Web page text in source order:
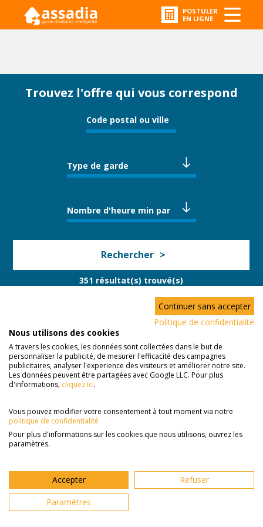
POSTULER
EN LIGNE
Trouvez l'offre qui vous correspond
Type de garde
Nombre d'heure min par
Rechercher
351 résultat(s) trouvé(s)
Liste des offres de
garde d'enfants
Ref. WA
3h/semaine h /
A partir du 1
1 enfant(s) et 4
Continuer sans accepter
Politique de confidentialité
Nous utilisons des cookies
A travers les cookies, les données sont collectées dans le but de
personnaliser la publicité, de mesurer l'efficacité des campagnes
publicitaires, analyser l'experience des visiteurs et améliorer notre site.
Les données peuvent être partagées avec Google LLC. Pour plus
d'informations, cliquez ici.
Vous pouvez modifier votre consentement à tout moment via notre
politique de confidentialité
Pour plus d'informations sur les cookies que nous utilisons, ouvrez les
paramètres.
Accepter
Refuser
Paramètres